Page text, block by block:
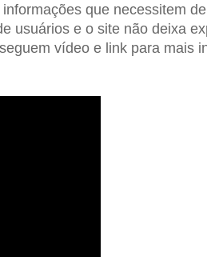
que necessitem
usuários e o site não deixa
vídeo e link para mais